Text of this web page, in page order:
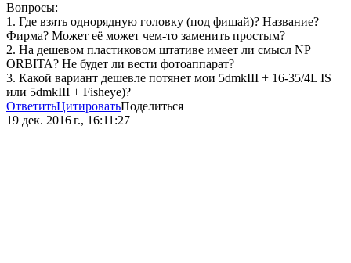
Вопросы:
1. Где взять однорядную головку (под фишай)? Название?
Фирма? Может её может чем-то заменить простым?
2. На дешевом пластиковом штативе имеет ли смысл NP
ORBITA? Не будет ли вести фотоаппарат?
3. Какой вариант дешевле потянет мои 5dmkIII + 16-35/4L IS
или 5dmkIII + Fisheye)?
ОтветитьЦитироватьПоделиться
19 дек. 2016 г., 16:11:27